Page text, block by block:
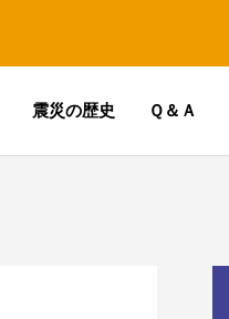
震災の歴史 Ｑ＆Ａ